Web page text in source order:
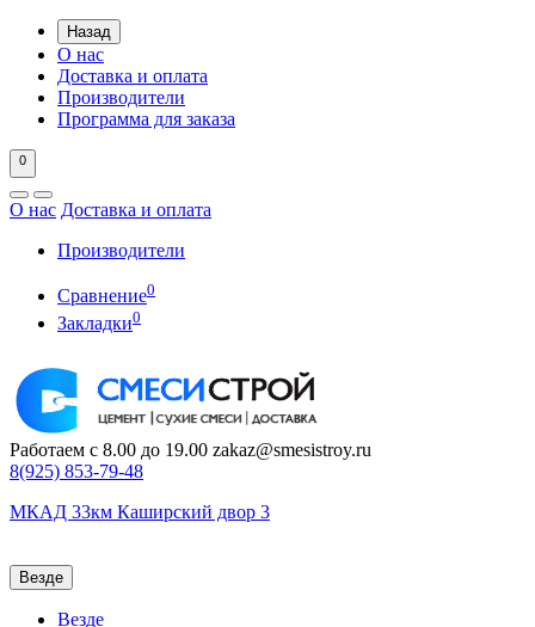
Назад
О нас
Доставка и оплата
Производители
Программа для заказа
0
О нас Доставка и оплата
Производители
Сравнение0
Закладки0
Работаем с 8.00 до 19.00 zakaz@smesistroy.ru
8(925) 853-79-48
МКАД 33км Каширский двор 3
Везде
Везде